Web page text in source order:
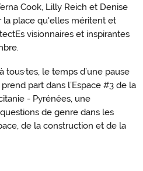
Cook, Lilly Reich et Denise
la place qu'elles méritent et
visionnaires et inspirantes
le temps d’une pause
part dans l’Espace #3 de la
- Pyrénées, une
de genre dans les
de la construction et de la